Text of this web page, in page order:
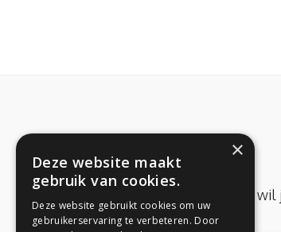
Heb je een vraag of
×
Deze website maakt
gebruik van cookies.
Deze website gebruikt cookies om uw
gebruikerservaring te verbeteren. Door